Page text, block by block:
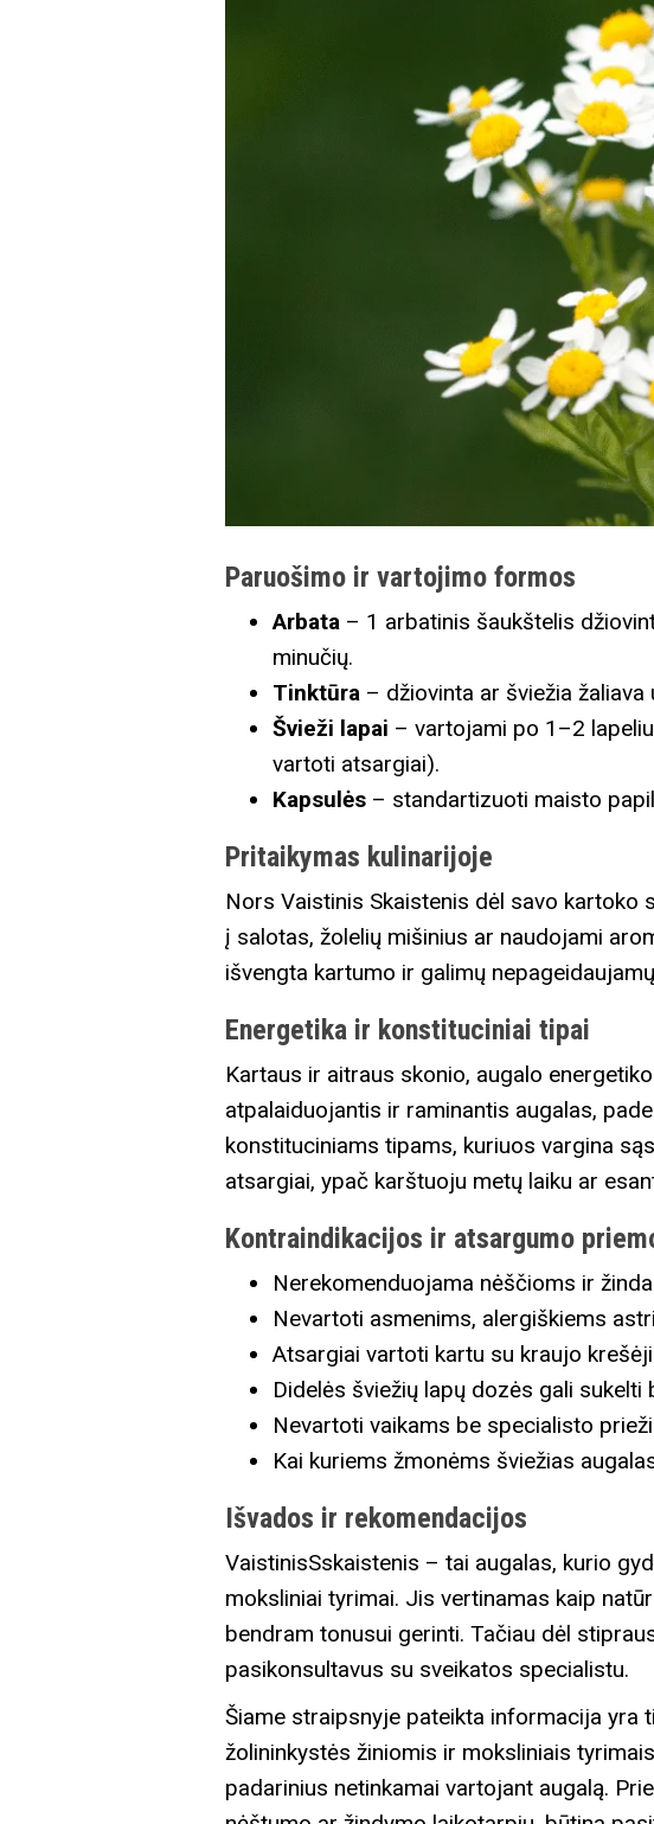
Paruošimo ir vartojimo formos
Arbata – 1 arbatinis šaukštelis
minučių.
Tinktūra – džiovinta ar šviežia
Švieži lapai – vartojami po 1–2
vartoti atsargiai).
Kapsulės – standartizuoti maisto
Pritaikymas kulinarijoje
Nors Vaistinis Skaistenis dėl savo kartoko
į salotas, žolelių mišinius ar naudojami
išvengta kartumo ir galimų
Energetika ir konstituciniai tipai
Kartaus ir aitraus skonio, augalo
atpalaiduojantis ir raminantis augalas,
konstituciniams tipams, kuriuos vargina
atsargiai, ypač karštuoju metų laiku ar
Kontraindikacijos ir atsargumo
Nerekomenduojama nėščioms ir
Nevartoti asmenims, alergiškiems
Atsargiai vartoti kartu su kraujo
Didelės šviežių lapų dozės gali
Nevartoti vaikams be specialisto
Kai kuriems žmonėms šviežias
Išvados ir rekomendacijos
VaistinisSskaistenis – tai augalas, kurio
moksliniai tyrimai. Jis vertinamas kaip
bendram tonusui gerinti. Tačiau dėl
pasikonsultavus su sveikatos specialistu.
Šiame straipsnyje pateikta informacija yra
žolininkystės žiniomis ir moksliniais
padarinius netinkamai vartojant augalą.